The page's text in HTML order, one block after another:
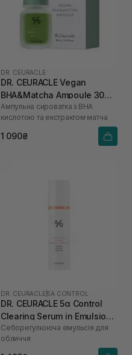
DR. CEURACLE
DR. CEURACLE Vegan
BHA&Matcha Ampoule 30
мл
Ампульна сироватка з BHA
кислотою та екстрактом матчa
1 090₴
DR. CEURACLE |5Α CONTROL
DR. CEURACLE 5α Control
Clearing Serum in Emulsion
100 мл
Себорегулююча емульсія для
обличчя